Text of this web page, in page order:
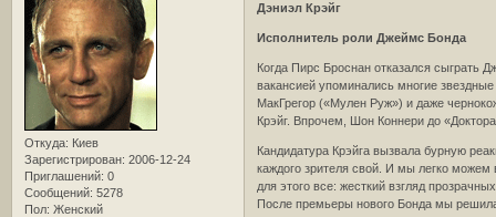
Откуда: Киев
Зарегистрирован: 2006-12-24
Приглашений: 0
Сообщений: 5278
Пол: Женский
Дэниэл Крэйг
Исполнитель роли Джеймс Бонда
Когда Пирс Броснан отказался сыграть
вакансией упоминались многие
МакГрегор («Мулен Руж») и даже
Крэйг. Впрочем, Шон Коннери до
Кандидатура Крэйга вызвала бурную
каждого зрителя свой. И мы легко можем
для этого все: жесткий взгляд
После премьеры нового Бонда мы